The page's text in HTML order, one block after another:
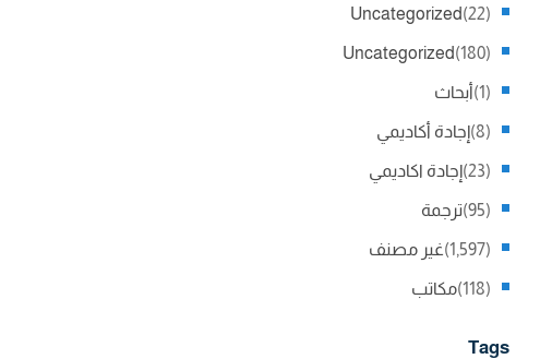
Uncategorized (22)
Uncategorized (180)
أبحاث (1)
إجادة أكاديمي (8)
إجادة اكاديمي (23)
ترجمة (95)
غير مصنف (1,597)
مكاتب (118)
Tags